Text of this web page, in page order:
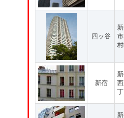
四ッ谷
新宿